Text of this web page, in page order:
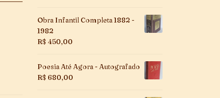
Obra Infantil Completa 1882 -
1982
R$ 450,00
Poesia Até Agora - Autografado
R$ 680,00